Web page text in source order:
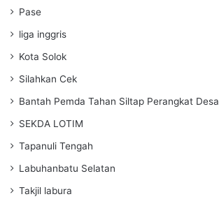
Pase
liga inggris
Kota Solok
Silahkan Cek
Bantah Pemda Tahan Siltap Perangkat Desa
SEKDA LOTIM
Tapanuli Tengah
Labuhanbatu Selatan
Takjil labura